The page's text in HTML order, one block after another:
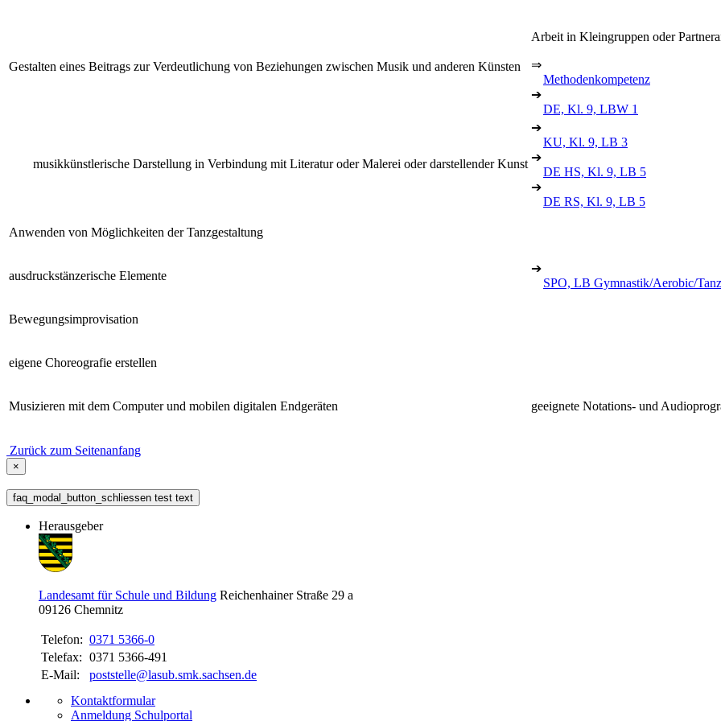
Gestalten eines Beitrags zur Verdeutlichung von Beziehungen zwischen Musik und anderen Künsten
Arbeit in Kleingruppen oder
⇒
Methodenkompetenz
➔
DE, Kl. 9, LBW 1
musikkünstlerische Darstellung in Verbindung mit Literatur oder Malerei oder darstellender Kunst
➔
KU, Kl. 9, LB 3
➔
DE HS, Kl. 9, LB 5
➔
DE RS, Kl. 9, LB 5
Anwenden von Möglichkeiten der Tanzgestaltung
ausdruckstänzerische Elemente
➔
SPO, LB Gymnastik/Aerobic/Tanz
Bewegungsimprovisation
eigene Choreografie erstellen
Musizieren mit dem Computer und mobilen digitalen Endgeräten geeignete Notations- und
Zurück zum Seitenanfang
×
faq_modal_button_schliessen test text
Herausgeber
Landesamt für Schule und Bildung Reichenhainer Straße 29 a
09126 Chemnitz
Telefon: 0371 5366-0
Telefax: 0371 5366-491
E-Mail:
poststelle@lasub.smk.sachsen.de
Kontaktformular
Anmeldung Schulportal